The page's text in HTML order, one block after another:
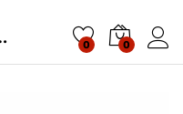
FLAKES 0 0